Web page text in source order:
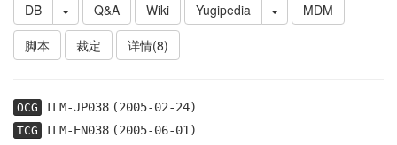
DB Q&A Wiki Yugipedia
MDM
脚本
裁定 详情(8)
OCG TLM-JP038(2005-02-24)
TCG TLM-EN038(2005-06-01)